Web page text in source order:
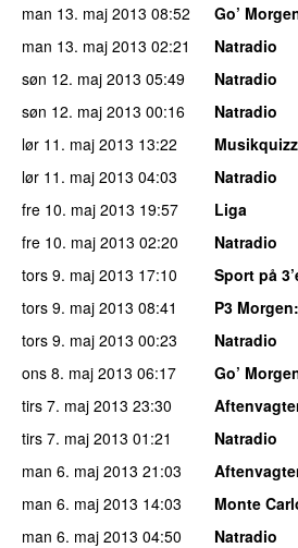
man 13. maj 2013 08:52
Go’
man 13. maj 2013 02:21
Natradio
søn 12. maj 2013 05:49
Natradio
søn 12. maj 2013 00:16
Natradio
lør 11. maj 2013 13:22
lør 11. maj 2013 04:03
Natradio
fre 10. maj 2013 19:57
Liga
fre 10. maj 2013 02:20
Natradio
tors 9. maj 2013 17:10
Sport på
tors 9. maj 2013 08:41 P3 Morgen
tors 9. maj 2013 00:23
Natradio
ons 8. maj 2013 06:17
Go’
tirs 7. maj 2013 23:30
tirs 7. maj 2013 01:21
Natradio
man 6. maj 2013 21:03
man 6. maj 2013 14:03
Monte
man 6. maj 2013 04:50
Natradio